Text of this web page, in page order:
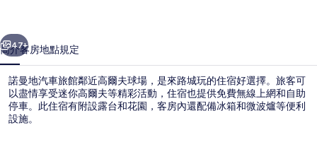
的
相
片
集
個 下一個
47+
簡介客房地點規定
諾曼地汽車旅館鄰近高爾夫球場，是來路城玩的住宿好選擇。旅客可
以盡情享受迷你高爾夫等精彩活動，住宿也提供免費無線上網和自助
停車。此住宿有附設露台和花園，客房內還配備冰箱和微波爐等便利
設施。